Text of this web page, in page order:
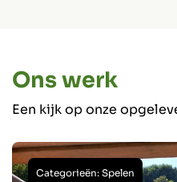
Ons werk
Een kijk op onze
Categorieën: Spelen